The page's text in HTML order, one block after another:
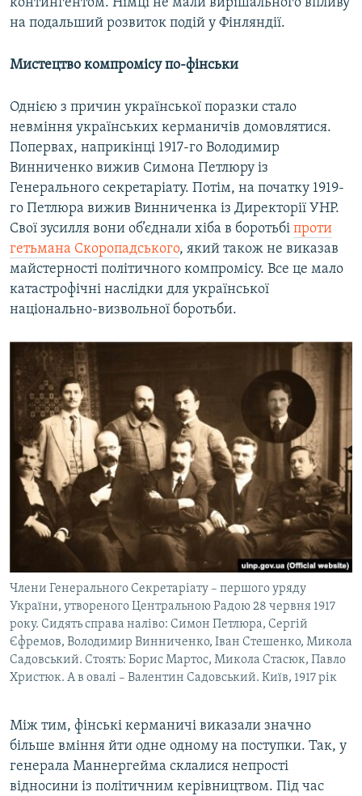
контингентом. Німці не мали вирішального впливу
на подальший розвиток подій у Фінляндії.
Мистецтво компромісу по-фінськи
Однією з причин української поразки стало
невміння українських керманичів домовлятися.
Попервах, наприкінці 1917-го Володимир
Винниченко вижив Симона Петлюру із
Генерального секретаріату. Потім, на початку 1919-
го Петлюра вижив Винниченка із Директорії УНР.
Свої зусилля вони об’єднали хіба в боротьбі проти
гетьмана Скоропадського, який також не виказав
майстерності політичного компромісу. Все це мало
катастрофічні наслідки для української
національно-визвольної боротьби.
Члени Генерального Секретаріату – першого уряду
України, утвореного Центральною Радою 28 червня 1917
року. Сидять справа наліво: Симон Петлюра, Сергій
Єфремов, Володимир Винниченко, Іван Стешенко, Микола
Садовський. Стоять: Борис Мартос, Микола Стасюк, Павло
Христюк. А в овалі – Валентин Садовський. Київ, 1917 рік
Між тим, фінські керманичі виказали значно
більше вміння йти одне одному на поступки. Так, у
генерала Маннергейма склалися непрості
відносини із політичним керівництвом. Під час